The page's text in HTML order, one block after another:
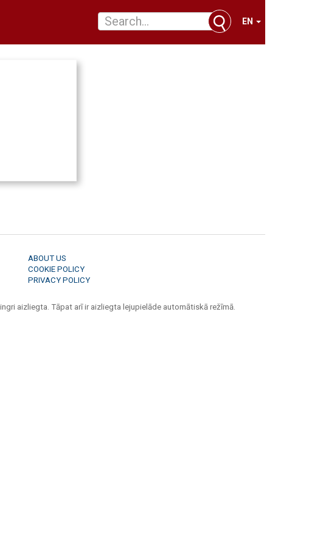
EN
ABOUT US
COOKIE POLICY
PRIVACY POLICY
aizliegta. Tāpat arī ir aizliegta lejupielāde automātiskā režīmā.